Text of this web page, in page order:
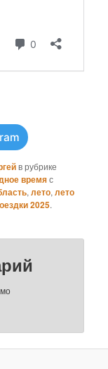
в рубрике
времяс
,лето,лето
2025.